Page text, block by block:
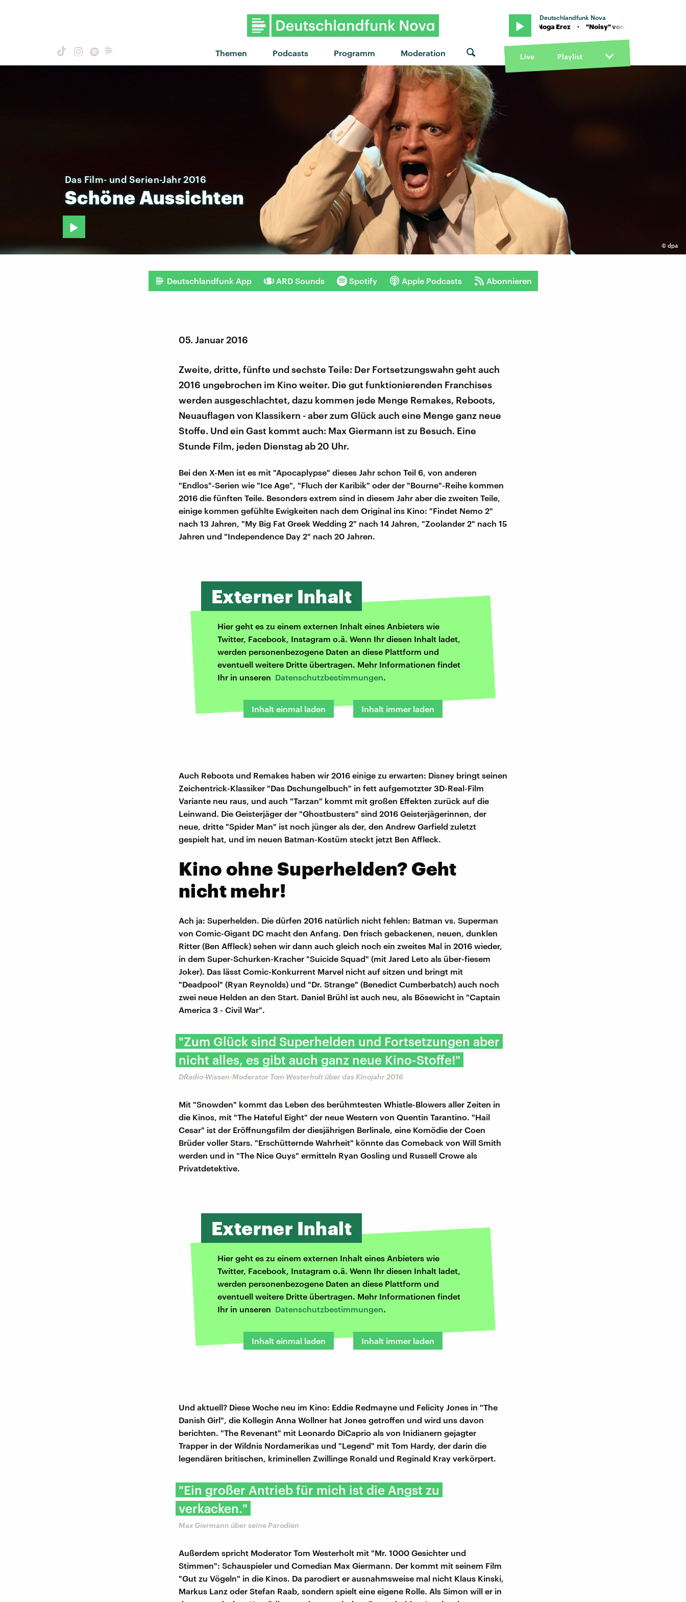
Themen Podcasts Programm Moderation
Deutschlandfunk Nova
"Noisy" von Noga Erez · "Noisy" von Noga Erez · "Noisy" von Noga Erez
Live Playlist
© dpa
Das Film- und Serien-Jahr 2016
Schöne Aussichten
Deutschlandfunk App ARD Sounds Spotify Apple Podcasts Abonnieren
05. Januar 2016
Zweite, dritte, fünfte und sechste Teile: Der Fortsetzungswahn geht auch
2016 ungebrochen im Kino weiter. Die gut funktionierenden Franchises
werden ausgeschlachtet, dazu kommen jede Menge Remakes, Reboots,
Neuauflagen von Klassikern - aber zum Glück auch eine Menge ganz neue
Stoffe. Und ein Gast kommt auch: Max Giermann ist zu Besuch. Eine
Stunde Film, jeden Dienstag ab 20 Uhr.
Bei den X-Men ist es mit "Apocaplypse" dieses Jahr schon Teil 6, von anderen
"Endlos"-Serien wie "Ice Age", "Fluch der Karibik" oder der "Bourne"-Reihe kommen
2016 die fünften Teile. Besonders extrem sind in diesem Jahr aber die zweiten Teile,
einige kommen gefühlte Ewigkeiten nach dem Original ins Kino: "Findet Nemo 2"
nach 13 Jahren, "My Big Fat Greek Wedding 2" nach 14 Jahren, "Zoolander 2" nach 15
Jahren und "Independence Day 2" nach 20 Jahren.
Externer Inhalt
Hier geht es zu einem externen Inhalt eines Anbieters wie
Twitter, Facebook, Instagram o.ä. Wenn Ihr diesen Inhalt ladet,
werden personenbezogene Daten an diese Plattform und
eventuell weitere Dritte übertragen. Mehr Informationen findet
Ihr in unseren Datenschutzbestimmungen.
Inhalt einmal laden Inhalt immer laden
Auch Reboots und Remakes haben wir 2016 einige zu erwarten: Disney bringt seinen
Zeichentrick-Klassiker "Das Dschungelbuch" in fett aufgemotzter 3D-Real-Film
Variante neu raus, und auch "Tarzan" kommt mit großen Effekten zurück auf die
Leinwand. Die Geisterjäger der "Ghostbusters" sind 2016 Geisterjägerinnen, der
neue, dritte "Spider Man" ist noch jünger als der, den Andrew Garfield zuletzt
gespielt hat, und im neuen Batman-Kostüm steckt jetzt Ben Affleck.
Kino ohne Superhelden? Geht
nicht mehr!
Ach ja: Superhelden. Die dürfen 2016 natürlich nicht fehlen: Batman vs. Superman
von Comic-Gigant DC macht den Anfang. Den frisch gebackenen, neuen, dunklen
Ritter (Ben Affleck) sehen wir dann auch gleich noch ein zweites Mal in 2016 wieder,
in dem Super-Schurken-Kracher "Suicide Squad" (mit Jared Leto als über-fiesem
Joker). Das lässt Comic-Konkurrent Marvel nicht auf sitzen und bringt mit
"Deadpool" (Ryan Reynolds) und "Dr. Strange" (Benedict Cumberbatch) auch noch
zwei neue Helden an den Start. Daniel Brühl ist auch neu, als Bösewicht in "Captain
America 3 - Civil War".
"​Zum Glück sind Superhelden und Fortsetzungen aber
nicht alles, es gibt auch ganz neue Kino-Stoffe!"
DRadio-Wissen-Moderator Tom Westerholt über das Kinojahr 2016
Mit "Snowden" kommt das Leben des berühmtesten Whistle-Blowers aller Zeiten in
die Kinos, mit "The Hateful Eight" der neue Western von Quentin Tarantino. "Hail
Cesar" ist der Eröffnungsfilm der diesjährigen Berlinale, eine Komödie der Coen
Brüder voller Stars. "Erschütternde Wahrheit" könnte das Comeback von Will Smith
werden und in "The Nice Guys" ermitteln Ryan Gosling und Russell Crowe als
Privatdetektive.
Externer Inhalt
Hier geht es zu einem externen Inhalt eines Anbieters wie
Twitter, Facebook, Instagram o.ä. Wenn Ihr diesen Inhalt ladet,
werden personenbezogene Daten an diese Plattform und
eventuell weitere Dritte übertragen. Mehr Informationen findet
Ihr in unseren Datenschutzbestimmungen.
Inhalt einmal laden Inhalt immer laden
Und aktuell? Diese Woche neu im Kino: Eddie Redmayne und Felicity Jones in "The
Danish Girl", die Kollegin Anna Wollner hat Jones getroffen und wird uns davon
berichten. "The Revenant" mit Leonardo DiCaprio als von Inidianern gejagter
Trapper in der Wildnis Nordamerikas und "Legend" mit Tom Hardy, der darin die
legendären britischen, kriminellen Zwillinge Ronald und Reginald Kray verkörpert.
"Ein großer Antrieb für mich ist die Angst zu
verkacken."
Max Giermann über seine Parodien
Außerdem spricht Moderator Tom Westerholt mit "Mr. 1000 Gesichter und
Stimmen": Schauspieler und Comedian Max Giermann. Der kommt mit seinem Film
"Gut zu Vögeln" in die Kinos. Da parodiert er ausnahmsweise mal nicht Klaus Kinski,
Markus Lanz oder Stefan Raab, sondern spielt eine eigene Rolle. Als Simon will er in